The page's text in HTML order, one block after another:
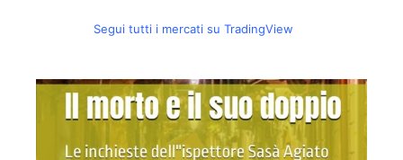
Segui tutti i mercati su TradingView